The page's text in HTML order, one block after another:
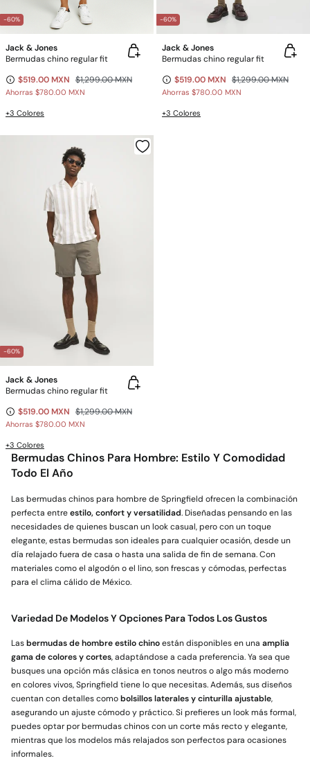
-60%
Jack & Jones
Bermudas chino regular fit
$519.00 MXN $1,299.00 MXN
Ahorras $780.00 MXN
+3 Colores
-60%
Jack & Jones
Bermudas chino regular fit
$519.00 MXN $1,299.00 MXN
Ahorras $780.00 MXN
+3 Colores
-60%
Jack & Jones
Bermudas chino regular fit
$519.00 MXN $1,299.00 MXN
Ahorras $780.00 MXN
+3 Colores
Bermudas Chinos Para Hombre: Estilo Y Comodidad
Todo El Año
Las bermudas chinos para hombre de Springfield ofrecen la combinación
perfecta entreestilo, confort y versatilidad. Diseñadas pensando en las
necesidades de quienes buscan un look casual, pero con un toque
elegante, estas bermudas son ideales para cualquier ocasión, desde un
día relajado fuera de casa o hasta una salida de fin de semana. Con
materiales como el algodón o el lino, son frescas y cómodas, perfectas
para el clima cálido de México.
Variedad De Modelos Y Opciones Para Todos Los Gustos
Lasbermudas de hombre estilo chinoestán disponibles en una amplia
gama de colores y cortes, adaptándose a cada preferencia. Ya sea que
busques una opción más clásica en tonos neutros o algo más moderno
en colores vivos, Springfield tiene lo que necesitas. Además, sus diseños
cuentan con detalles comobolsillos laterales y cinturilla ajustable,
asegurando un ajuste cómodo y práctico. Si prefieres un look más formal,
puedes optar por bermudas chinos con un corte más recto y elegante,
mientras que los modelos más relajados son perfectos para ocasiones
informales.